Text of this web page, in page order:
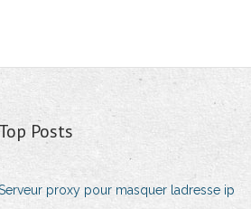
Top Posts
proxy pour masquer ladresse ip